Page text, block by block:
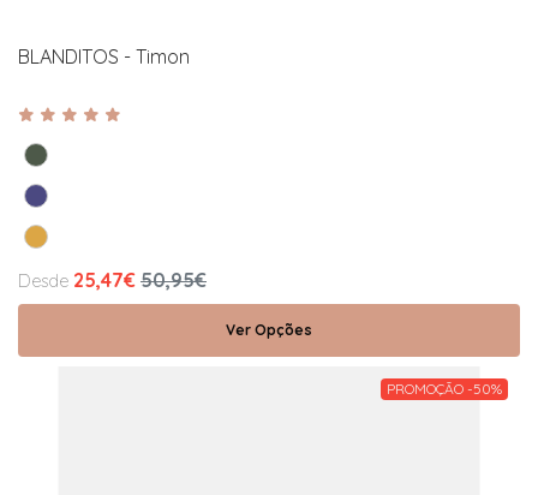
BLANDITOS - Timon
Desde 25,47€ 50,95€
Ver Opções
PROMOÇÃO -50%